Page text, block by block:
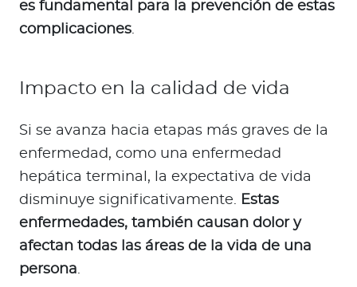
es fundamental para la prevención de estas
complicaciones.
Impacto en la calidad de vida
Si se avanza hacia etapas más graves de la
enfermedad, como una enfermedad
hepática terminal, la expectativa de vida
disminuye significativamente. Estas
enfermedades, también causan dolor y
afectan todas las áreas de la vida de una
persona.